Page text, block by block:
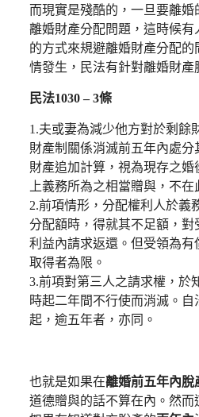
而現實是殘酷的，一旦要離
離婚財產分配問題，這時候
的方式來規避離婚財產分配
情發生，民法有針對離婚財產
民法1030 – 3條
1.夫或妻為減少他方對於剩餘
財產制關係消滅前五年內處
財產追加計算，視為現存之
上義務所為之相當贈與，不在
2.前項情形，分配權利人於義
分配額時，得就其不足額，對
利益內請求返還。但受領為有
取得者為限。
3.前項對第三人之請求權，於
時起二年間不行使而消滅。
起，逾五年者，亦同。
也就是如果在離婚前五年內脫
道德贈與的話不算在內。然而